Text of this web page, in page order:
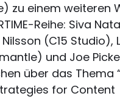
zu einem weiteren
Reihe: Siva
(C15 Studio),
und Joe
über das Thema
for Content